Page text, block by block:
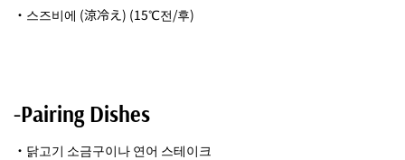
・스즈비에 (涼冷え) (15℃전/후)
-Pairing Dishes
・닭고기 소금구이나 연어 스테이크